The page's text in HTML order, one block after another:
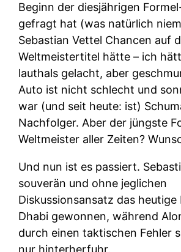
Beginn der diesjährigen
gefragt hat (was natürlich
Sebastian Vettel Chancen auf
Weltmeistertitel hätte – ich
lauthals gelacht, aber
Auto ist nicht schlecht und
war (und seit heute: ist)
Nachfolger. Aber der jüngste
Weltmeister aller Zeiten?
Und nun ist es passiert.
souverän und ohne jeglichen
Diskussionsansatz das heutige
Dhabi gewonnen, während
durch einen taktischen Fehler
nur hinterherfuhr.